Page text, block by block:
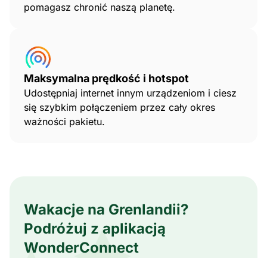
pomagasz chronić naszą planetę.
Maksymalna prędkość i hotspot
Udostępniaj internet innym urządzeniom i ciesz
się szybkim połączeniem przez cały okres
ważności pakietu.
Wakacje na Grenlandii?
Podróżuj z aplikacją
WonderConnect